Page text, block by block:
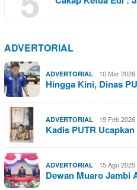
ADVERTORIAL
ADVERTORIAL 10 Mar
Hingga Kini, Dinas
ADVERTORIAL 19 Feb
Kadis PUTR
ADVERTORIAL 15 Agu
Dewan Muaro Jambi